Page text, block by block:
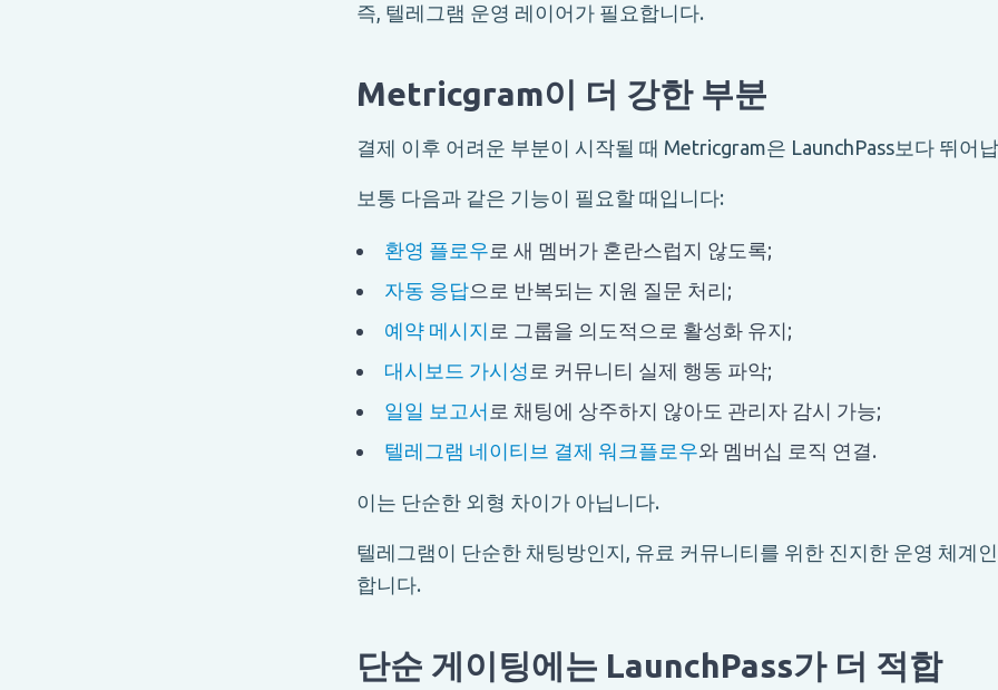
즉, 텔레그램 운영 레이어가 필요합니다.
Metricgram이 더 강한 부분
결제 이후 어려운 부분이 시작될 때 Metricgram은 LaunchPass보다 뛰어
보통 다음과 같은 기능이 필요할 때입니다:
환영 플로우 로 새 멤버가 혼란스럽지 않도록;
자동 응답으로 반복되는 지원 질문 처리;
예약 메시지 로 그룹을 의도적으로 활성화 유지;
대시보드 가시성 로 커뮤니티 실제 행동 파악;
일일 보고서 로 채팅에 상주하지 않아도 관리자 감시 가능;
텔레그램 네이티브 결제 워크플로우와 멤버십 로직 연결.
이는 단순한 외형 차이가 아닙니다.
텔레그램이 단순한 채팅방인지, 유료 커뮤니티를 위한 진지한 운영 체계
합니다.
단순 게이팅에는 LaunchPass가 더 적합